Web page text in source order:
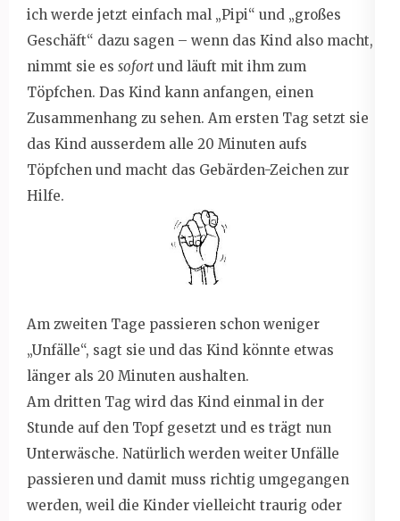
ich werde jetzt einfach mal „Pipi“ und „großes
Geschäft“ dazu sagen – wenn das Kind also macht,
nimmt sie es sofort und läuft mit ihm zum
Töpfchen. Das Kind kann anfangen, einen
Zusammenhang zu sehen. Am ersten Tag setzt sie
das Kind ausserdem alle 20 Minuten aufs
Töpfchen und macht das Gebärden-Zeichen zur
Hilfe.
Am zweiten Tage passieren schon weniger
„Unfälle“, sagt sie und das Kind könnte etwas
länger als 20 Minuten aushalten.
Am dritten Tag wird das Kind einmal in der
Stunde auf den Topf gesetzt und es trägt nun
Unterwäsche. Natürlich werden weiter Unfälle
passieren und damit muss richtig umgegangen
werden, weil die Kinder vielleicht traurig oder